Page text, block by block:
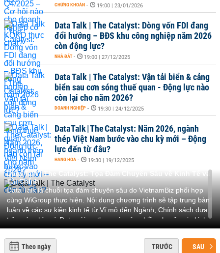
CHỨNG KHOÁN - 19:00 | 23/01/2026
Data Talk | The Catalyst: Dòng vốn FDI đang
đổi hướng – BĐS khu công nghiệp năm 2026
còn động lực?
NHÀ ĐẤT - 19:00 | 27/12/2025
Data Talk | The Catalyst: Vận tải biển & cảng
biển sau cơn sóng thuế quan - Động lực nào
còn lại cho năm 2026?
DOANH NGHIỆP - 19:30 | 24/12/2025
Data Talk | The Catalyst: Năm 2026, ngành
thép Việt Nam bước vào chu kỳ mới – Động
lực đến từ đâu?
HÀNG HÓA - 19:30 | 19/12/2025
Data Talk | The Catalyst: Tọa Đàm Chuyên Sâu về Kinh Tế và
Tài Chính
Data Talk là chuỗi tọa đàm chuyên sâu do VietnamBiz phối hợp
cùng WiGroup thực hiện. Nội dung chương trình sẽ tập trung bàn
luận về các sự kiện kinh tế từ Vĩ mô đến Ngành, Chính sách dựa
trên góc nhìn và Data với sự tham gia của nhiều chuyên gia kinh
tế, tài chính và các lĩnh vực liên quan nhằm góp phần đem đến
những kiến thức, hiểu biết và góc nhìn sâu sắc cho nhà đầu tư,
nhà kinh doanh...
Theo ngày TRƯỚC SAU